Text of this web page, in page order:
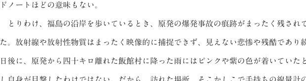
ドノートほどの意味もない。
とりわけ、福島の沿岸を歩いているとき、原発の爆発事故の痕跡がまったく残され
た。放射線や放射性物質はまったく映像的に捕捉できず、見えない悲惨や残酷であり
日後に、原発から四十キロ離れた飯館村に降った雨にはピンクや紫の色が着いていた